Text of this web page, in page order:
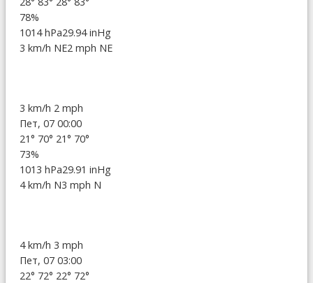
78%
1014 hPa29.94 inHg
3 km/h NE2 mph NE
3 km/h 2 mph
Пет, 07 00:00
21° 70° 21° 70°
73%
1013 hPa29.91 inHg
4 km/h N3 mph N
4 km/h 3 mph
Пет, 07 03:00
22° 72° 22° 72°